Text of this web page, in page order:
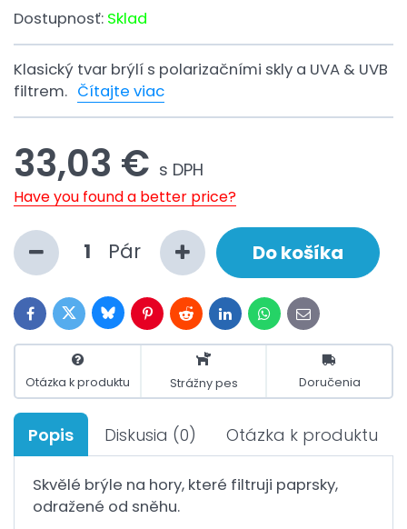
Dostupnosť: Sklad
Klasický tvar brýlí s polarizačními skly a UVA & UVB
filtrem. Čítajte viac
33,03 € s DPH
Have you found a better price?
Pár Do košíka
FacebookTwitterBlueskyPinterestRedditLinkedInWhatsApp
E-
mail
Otázka k produktu Strážny pes Doručenia
Popis Diskusia (0) Otázka k produktu
Skvělé brýle na hory, které filtruji paprsky,
odražené od sněhu.